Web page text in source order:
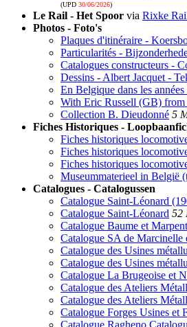
(UPD 30/06/2026)
Le Rail - Het Spoor via Rixke
Photos - Foto's
Plaques d'itinéraire -
Particularités -
Catalogues constructeurs -
Dessins - Albert Jacquet -
En Belgique dans les
With Eric Russell (GB) from
Collection B. Dieudonné 5
Fiches Historiques -
Fiches historiques
Fiches historiques
Fiches historiques
Museummaterieel in België
Catalogues - Catalogussen
Catalogue Saint-Léonard
Catalogue Saint-Léonard 52
Catalogue Baume et
Catalogue SA de Marcinelle
Catalogue des Usines
Catalogue des Usines
Catalogue La Brugeoise et
Catalogue des Ateliers
Catalogue des Ateliers
Catalogue Forges Usines et